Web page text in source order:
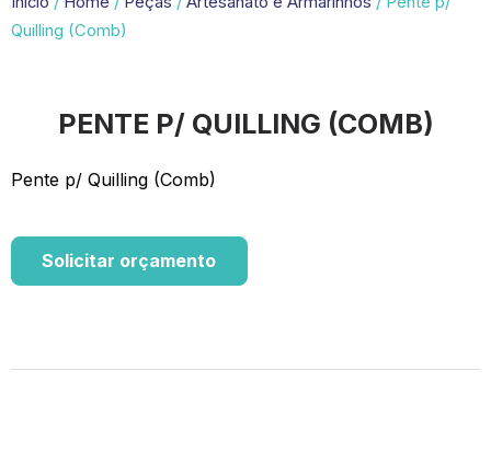
Quilling (Comb)
PENTE P/ QUILLING (COMB)
Pente p/ Quilling (Comb)
Solicitar orçamento